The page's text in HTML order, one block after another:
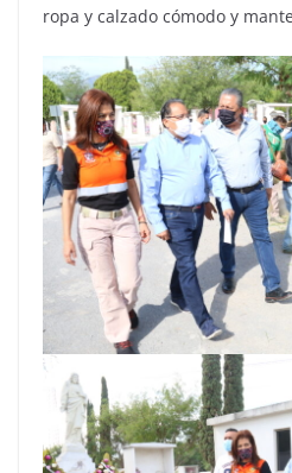
ropa y calzado cómodo y